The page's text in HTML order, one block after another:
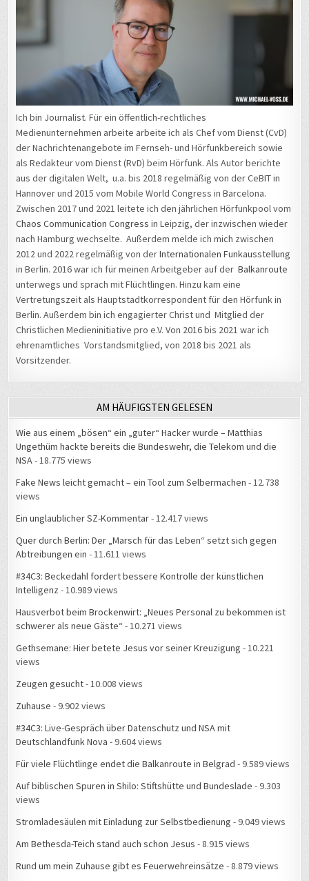
Ich bin Journalist. Für ein öffentlich-rechtliches
Medienunternehmen arbeite arbeite ich als Chef vom Dienst (CvD)
der Nachrichtenangebote im Fernseh- und Hörfunkbereich sowie
als Redakteur vom Dienst (RvD) beim Hörfunk. Als Autor berichte
aus der digitalen Welt, u.a. bis 2018 regelmäßig von der CeBIT in
Hannover und 2015 vom Mobile World Congress in Barcelona.
Zwischen 2017 und 2021 leitete ich den jährlichen Hörfunkpool vom
Chaos Communication Congress in Leipzig, der inzwischen wieder
nach Hamburg wechselte. Außerdem melde ich mich zwischen
2012 und 2022 regelmäßig von derInternationalen Funkausstellung
in Berlin. 2016 war ich für meinen Arbeitgeber auf derBalkanroute
unterwegs und sprach mit Flüchtlingen. Hinzu kam eine
Vertretungszeit als Hauptstadtkorrespondent für den Hörfunk in
Berlin. Außerdem bin ich engagierter Christ und Mitglied der
Christlichen Medieninitiative pro e.V. Von 2016 bis 2021 war ich
ehrenamtliches Vorstandsmitglied, von 2018 bis 2021 als
Vorsitzender.
AM HÄUFIGSTEN GELESEN
Wie aus einem „bösen“ ein „guter“ Hacker wurde – Matthias
Ungethüm hackte bereits die Bundeswehr, die Telekom und die
NSA- 18.775 views
Fake News leicht gemacht – ein Tool zum Selbermachen - 12.738
views
Ein unglaublicher SZ-Kommentar- 12.417 views
Quer durch Berlin: Der „Marsch für das Leben“ setzt sich gegen
Abtreibungen ein - 11.611 views
#34C3: Beckedahl fordert bessere Kontrolle der künstlichen
Intelligenz - 10.989 views
Hausverbot beim Brockenwirt: „Neues Personal zu bekommen ist
schwerer als neue Gäste“ - 10.271 views
Gethsemane: Hier betete Jesus vor seiner Kreuzigung - 10.221
views
Zeugen gesucht- 10.008 views
Zuhause - 9.902 views
#34C3: Live-Gespräch über Datenschutz und NSA mit
Deutschlandfunk Nova - 9.604 views
Für viele Flüchtlinge endet die Balkanroute in Belgrad - 9.589 views
Auf biblischen Spuren in Shilo: Stiftshütte und Bundeslade - 9.303
views
Stromladesäulen mit Einladung zur Selbstbedienung - 9.049 views
Am Bethesda-Teich stand auch schon Jesus - 8.915 views
Rund um mein Zuhause gibt es Feuerwehreinsätze - 8.879 views